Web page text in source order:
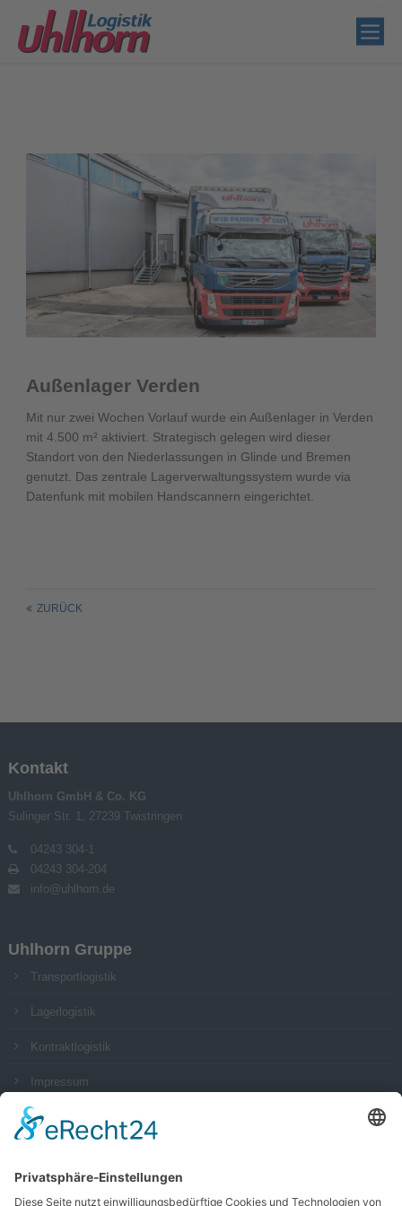
Außenlager Verden
Mit nur zwei Wochen Vorlauf wurde ein Außenlager in Verden
mit 4.500 m² aktiviert. Strategisch gelegen wird dieser
Standort von den Niederlassungen in Glinde und Bremen
genutzt. Das zentrale Lagerverwaltungssystem wurde via
Datenfunk mit mobilen Handscannern eingerichtet.
ZURÜCK
Kontakt
Uhlhorn GmbH & Co. KG
Sulinger Str. 1, 27239 Twistringen
04243 304-1
04243 304-204
info@uhlhorn.de
Uhlhorn Gruppe
Transportlogistik
Lagerlogistik
Kontraktlogistik
Impressum
Datenschutz
Social Media